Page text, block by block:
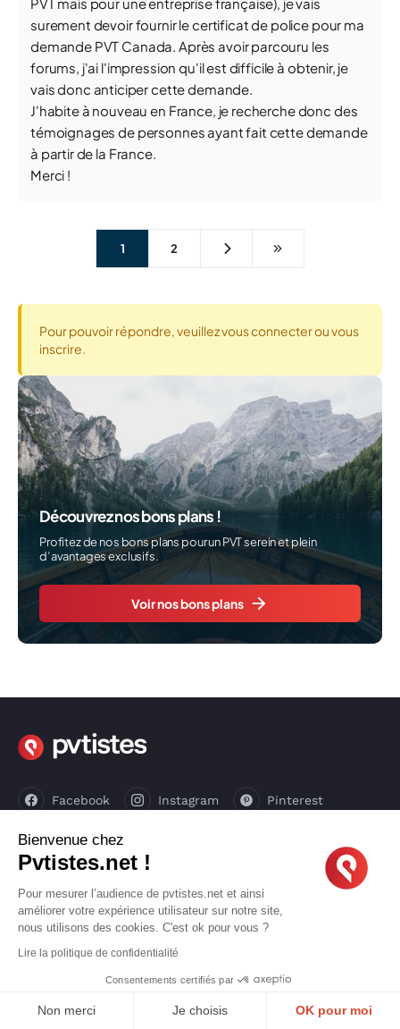
surement devoir fournir le certificat de police pour ma
demande PVT Canada. Après avoir parcouru les
forums, j'ai l'impression qu'il est difficile à obtenir, je
vais donc anticiper cette demande.
J'habite à nouveau en France, je recherche donc des
témoignages de personnes ayant fait cette demande
à partir de la France.
Merci !
1 2
Pour pouvoir répondre, veuillez vous connecter ou vous
inscrire.
Découvrez nos bons plans !
Profitez de nos bons plans pour un PVT serein et plein
d’avantages exclusifs.
Voir nos bons plans
LIENS UTILES
Facebook Instagram Pinterest
Linkedin
CGU
Bienvenue chez
Pvtistes.net !
Pour mesurer l’audience de pvtistes.net et ainsi
améliorer votre expérience utilisateur sur notre site,
nous utilisons des cookies. C'est ok pour vous ?
Lire la politique de confidentialité
Consentements certifiés par
Non merci Je choisis OK pour moi